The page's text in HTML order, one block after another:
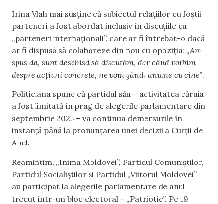
Irina Vlah mai susține că subiectul relațiilor cu foștii
parteneri a fost abordat inclusiv în discuțiile cu
„parteneri internaționali”, care ar fi întrebat-o dacă
ar fi dispusă să colaboreze din nou cu opoziția: „Am
spus da, sunt deschisă să discutăm, dar când vorbim
despre acțiuni concrete, ne vom gândi anume cu cine”.
Politiciana spune că partidul său – activitatea căruia
a fost limitată în prag de alegerile parlamentare din
septembrie 2025 – va continua demersurile în
instanță până la pronunțarea unei decizii a Curții de
Apel.
Reamintim, „Inima Moldovei”, Partidul Comuniștilor,
Partidul Socialiștilor și Partidul „Viitorul Moldovei”
au participat la alegerile parlamentare de anul
trecut într-un bloc electoral – „Patriotic”. Pe 19